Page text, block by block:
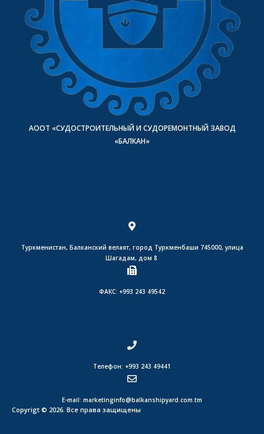
АООТ «СУДОСТРОИТЕЛЬНЫЙ И СУДОРЕМОНТНЫЙ ЗАВОД
«БАЛКАН»
Туркменистан, Балканский велаят, город Туркменбаши 745000, улица
Шагадам, дом 8
ФАКС: +993 243 49542
Телефон: +993 243 49441
E-mail: marketinginfo@balkanshipyard.com.tm
Copyrigt © 2026. Все права защищены